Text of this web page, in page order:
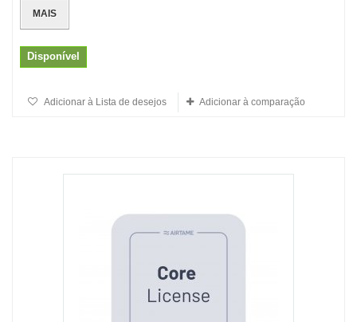
MAIS
Disponível
Adicionar à Lista de desejos Adicionar à comparação